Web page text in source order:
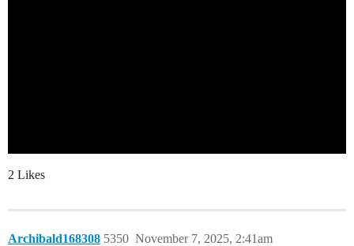
2 Likes
Archibald168308 November 7, 2025, 2:41am
5350